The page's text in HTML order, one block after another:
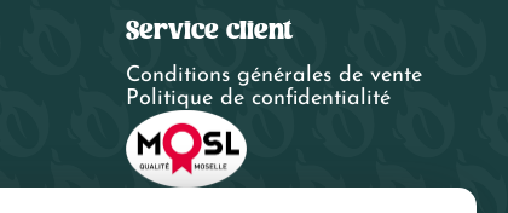
Service client
Conditions générales de vente
Politique de confidentialité